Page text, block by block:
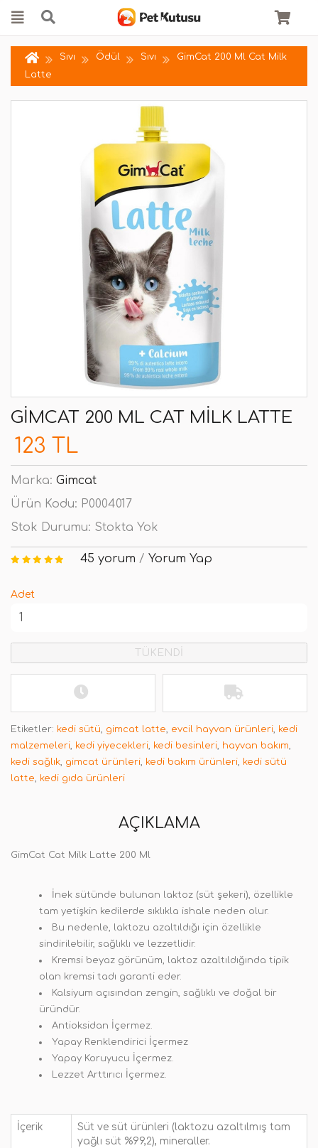
Sıvı Ödül Sıvı
GimCat 200 Ml Cat Milk
Latte
GIMCAT 200 ML CAT MILK LATTE
123 TL
Marka: Gimcat
Ürün Kodu: P0004017
Stok Durumu: Stokta Yok
45 yorum / Yorum Yap
Adet
TÜKENDİ
Etiketler: kedi sütü, gimcat latte, evcil hayvan ürünleri, kedi
malzemeleri, kedi yiyecekleri, kedi besinleri, hayvan bakım,
kedi sağlık, gimcat ürünleri, kedi bakım ürünleri, kedi sütü
latte, kedi gıda ürünleri
AÇIKLAMA
GimCat Cat Milk Latte 200 Ml
İnek sütünde bulunan laktoz (süt şekeri), özellikle
tam yetişkin kedilerde sıklıkla ishale neden olur.
Bu nedenle, laktozu azaltıldığı için özellikle
sindirilebilir, sağlıklı ve lezzetlidir.
Kremsi beyaz görünüm, laktoz azaltıldığında tipik
olan kremsi tadı garanti eder.
Kalsiyum açısından zengin, sağlıklı ve doğal bir
üründür.
Antioksidan İçermez.
Yapay Renklendirici İçermez
Yapay Koruyucu İçermez.
Lezzet Arttırıcı İçermez.
İçerik
Süt ve süt ürünleri (laktozu azaltılmış tam
yağlı süt %99,2), mineraller.